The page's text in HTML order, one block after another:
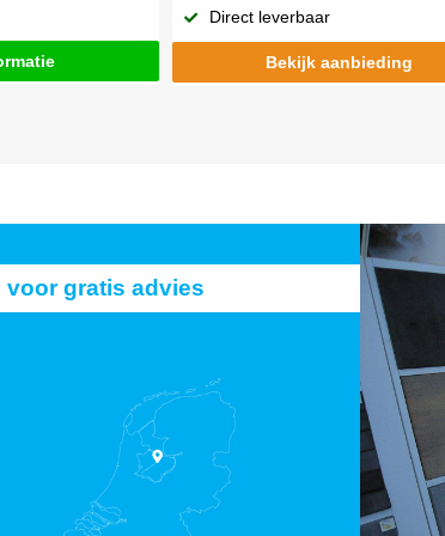
Direct leverbaar
Bekijk aanbieding
voor gratis advies